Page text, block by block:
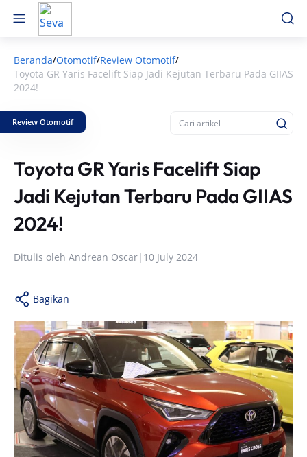
Beranda/Otomotif/Review Otomotif/
Toyota GR Yaris Facelift Siap Jadi Kejutan Terbaru Pada GIIAS
2024!
Review Otomotif
Toyota GR Yaris Facelift Siap
Jadi Kejutan Terbaru Pada GIIAS
2024!
Ditulis oleh Andrean Oscar| 10 July 2024
Bagikan